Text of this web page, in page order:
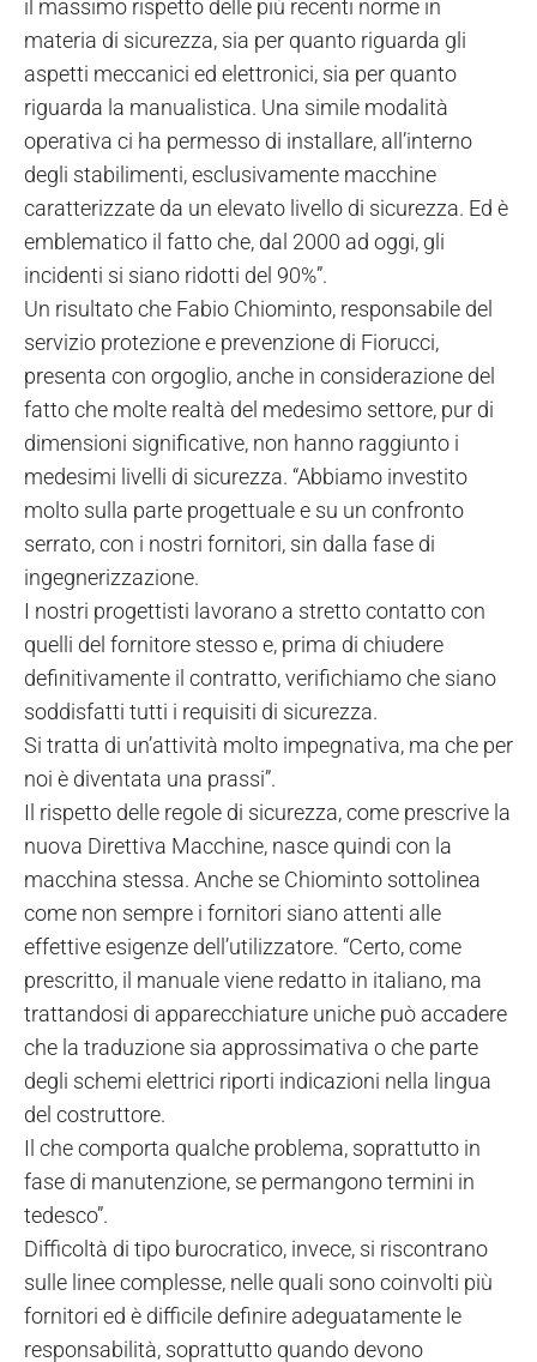
il massimo rispetto delle più recenti norme in
materia di sicurezza, sia per quanto riguarda gli
aspetti meccanici ed elettronici, sia per quanto
riguarda la manualistica. Una simile modalità
operativa ci ha permesso di installare, all’interno
degli stabilimenti, esclusivamente macchine
caratterizzate da un elevato livello di sicurezza. Ed è
emblematico il fatto che, dal 2000 ad oggi, gli
incidenti si siano ridotti del 90%”.
Un risultato che Fabio Chiominto, responsabile del
servizio protezione e prevenzione di Fiorucci,
presenta con orgoglio, anche in considerazione del
fatto che molte realtà del medesimo settore, pur di
dimensioni significative, non hanno raggiunto i
medesimi livelli di sicurezza. “Abbiamo investito
molto sulla parte progettuale e su un confronto
serrato, con i nostri fornitori, sin dalla fase di
ingegnerizzazione.
I nostri progettisti lavorano a stretto contatto con
quelli del fornitore stesso e, prima di chiudere
definitivamente il contratto, verifichiamo che siano
soddisfatti tutti i requisiti di sicurezza.
Si tratta di un’attività molto impegnativa, ma che per
noi è diventata una prassi”.
Il rispetto delle regole di sicurezza, come prescrive la
nuova Direttiva Macchine, nasce quindi con la
macchina stessa. Anche se Chiominto sottolinea
come non sempre i fornitori siano attenti alle
effettive esigenze dell’utilizzatore. “Certo, come
prescritto, il manuale viene redatto in italiano, ma
trattandosi di apparecchiature uniche può accadere
che la traduzione sia approssimativa o che parte
degli schemi elettrici riporti indicazioni nella lingua
del costruttore.
Il che comporta qualche problema, soprattutto in
fase di manutenzione, se permangono termini in
tedesco”.
Difficoltà di tipo burocratico, invece, si riscontrano
sulle linee complesse, nelle quali sono coinvolti più
fornitori ed è difficile definire adeguatamente le
responsabilità, soprattutto quando devono